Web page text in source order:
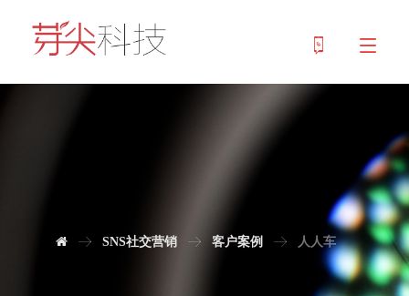
SNS社交营销 客户案例 人人车